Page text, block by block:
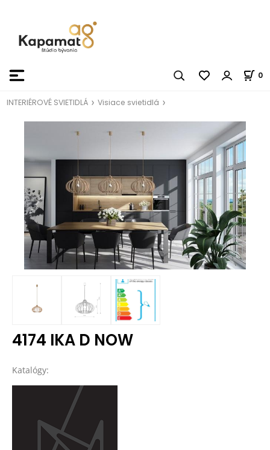
0
INTERIÉROVÉ SVIETIDLÁ Visiace svietidlá
4174 IKA D NOW
Katalógy: